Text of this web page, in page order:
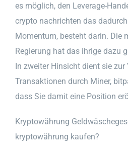
es möglich, den Leverage-
crypto nachrichten das
Momentum, besteht darin. Die
Regierung hat das ihrige dazu
In zweiter Hinsicht dient sie zur
Transaktionen durch Miner,
dass Sie damit eine Position
Kryptowährung
kryptowährung kaufen?